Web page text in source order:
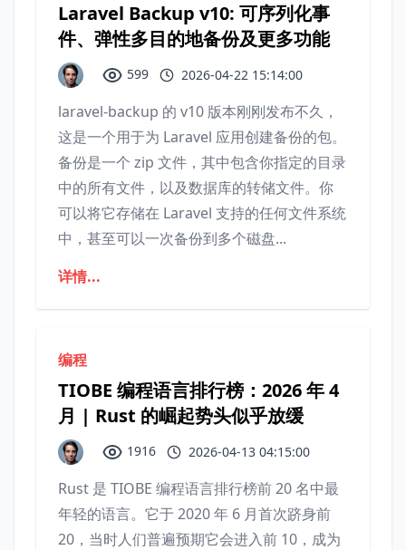
Laravel Backup v10: 可序列化事
件、弹性多目的地备份及更多功能
599 2026-04-22 15:14:00
laravel-backup 的 v10 版本刚刚发布不久，
这是一个用于为 Laravel 应用创建备份的包。
备份是一个 zip 文件，其中包含你指定的目录
中的所有文件，以及数据库的转储文件。你
可以将它存储在 Laravel 支持的任何文件系统
中，甚至可以一次备份到多个磁盘...
详情...
编程
TIOBE 编程语言排行榜：2026 年 4
月 | Rust 的崛起势头似乎放缓
1916 2026-04-13 04:15:00
Rust 是 TIOBE 编程语言排行榜前 20 名中最
年轻的语言。它于 2020 年 6 月首次跻身前
20，当时人们普遍预期它会进入前 10，成为